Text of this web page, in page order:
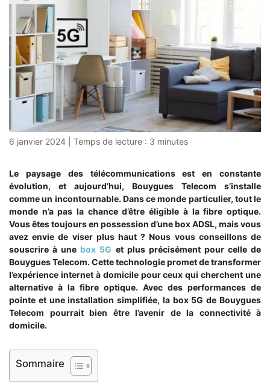
6 janvier 2024 Temps de lecture : 3 minutes
Le paysage des télécommunications est en constante
évolution, et aujourd’hui, Bouygues Telecom s’installe
comme un incontournable. Dans ce monde particulier, tout le
monde n’a pas la chance d’être éligible à la fibre optique.
Vous êtes toujours en possession d’une box ADSL, mais vous
avez envie de viser plus haut ? Nous vous conseillons de
souscrire à une box 5G et plus précisément pour celle de
Bouygues Telecom. Cette technologie promet de transformer
l’expérience internet à domicile pour ceux qui cherchent une
alternative à la fibre optique. Avec des performances de
pointe et une installation simplifiée, la box 5G de Bouygues
Telecom pourrait bien être l’avenir de la connectivité à
domicile.
Sommaire